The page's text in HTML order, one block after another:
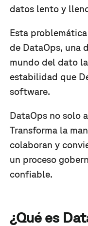
datos lento y
Esta
de DataOps, una
mundo del dato
estabilidad que
software.
DataOps no solo
Transforma la
colaboran y
un proceso
confiable.
¿Qué es